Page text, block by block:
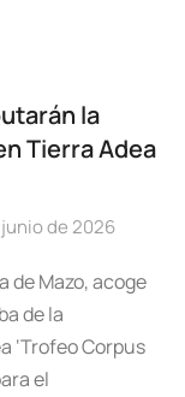
la
Tierra Adea
de 2026
de Mazo, acoge
de la
‘Trofeo Corpus
el